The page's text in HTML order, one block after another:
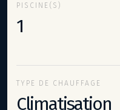
PISCINE(S)
1
TYPE DE CHAUFFAGE
Climatisation